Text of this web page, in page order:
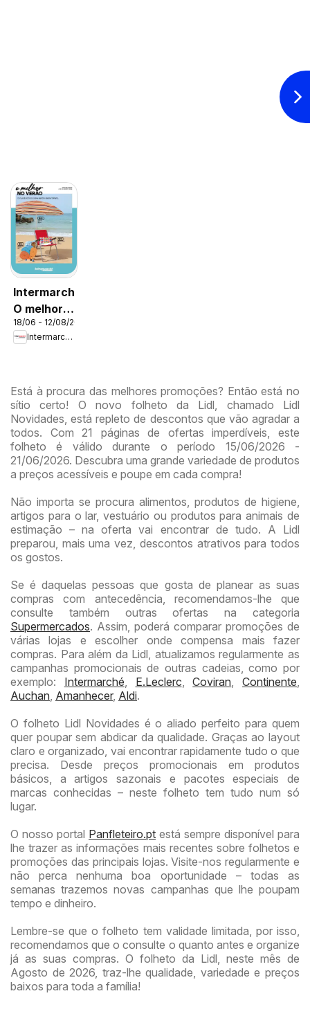
Intermarché
O melhor
no verão
18/06 - 12/08/2026
Intermarché
Está à procura das melhores promoções? Então está no
sítio certo! O novo folheto da Lidl, chamado Lidl
Novidades, está repleto de descontos que vão agradar a
todos. Com 21 páginas de ofertas imperdíveis, este
folheto é válido durante o período 15/06/2026 -
21/06/2026. Descubra uma grande variedade de produtos
a preços acessíveis e poupe em cada compra!
Não importa se procura alimentos, produtos de higiene,
artigos para o lar, vestuário ou produtos para animais de
estimação – na oferta vai encontrar de tudo. A Lidl
preparou, mais uma vez, descontos atrativos para todos
os gostos.
Se é daquelas pessoas que gosta de planear as suas
compras com antecedência, recomendamos-lhe que
consulte também outras ofertas na categoria
Supermercados. Assim, poderá comparar promoções de
várias lojas e escolher onde compensa mais fazer
compras. Para além da Lidl, atualizamos regularmente as
campanhas promocionais de outras cadeias, como por
exemplo: Intermarché E.Leclerc ,Coviran Continente
Auchan Amanhecer, Aldi.
O folheto Lidl Novidades é o aliado perfeito para quem
quer poupar sem abdicar da qualidade. Graças ao layout
claro e organizado, vai encontrar rapidamente tudo o que
precisa. Desde preços promocionais em produtos
básicos, a artigos sazonais e pacotes especiais de
marcas conhecidas – neste folheto tem tudo num só
lugar.
O nosso portal Panfleteiro.pt está sempre disponível para
lhe trazer as informações mais recentes sobre folhetos e
promoções das principais lojas. Visite-nos regularmente e
não perca nenhuma boa oportunidade – todas as
semanas trazemos novas campanhas que lhe poupam
tempo e dinheiro.
Lembre-se que o folheto tem validade limitada, por isso,
recomendamos que o consulte o quanto antes e organize
já as suas compras. O folheto da Lidl, neste mês de
Agosto de 2026, traz-lhe qualidade, variedade e preços
baixos para toda a família!